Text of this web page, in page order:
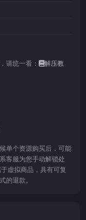
请统一看：
解压教
单个资源购买后，可能
客服为您手动解锁处
虚拟商品，具有可复
的退款。